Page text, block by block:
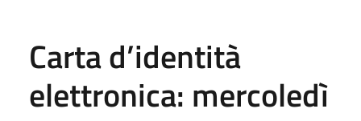
Carta d’identità
elettronica: mercoledì